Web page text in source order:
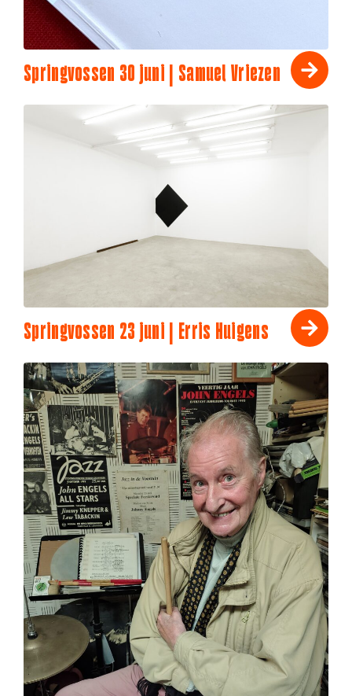
Springvossen 30 juni | Samuel Vriezen
Springvossen 23 juni | Erris Huigens